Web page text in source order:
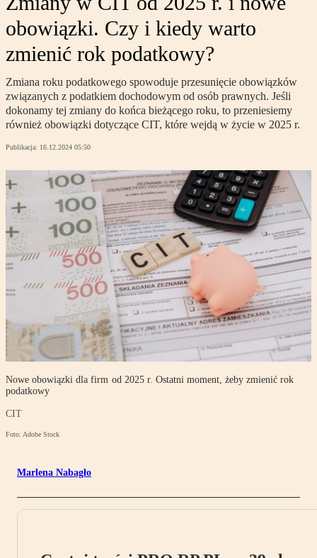
obowiązki. Czy i kiedy warto
zmienić rok podatkowy?
Zmiana roku podatkowego spowoduje przesunięcie obowiązków
związanych z podatkiem dochodowym od osób prawnych. Jeśli
dokonamy tej zmiany do końca bieżącego roku, to przeniesiemy
również obowiązki dotyczące CIT, które wejdą w życie w 2025 r.
Publikacja: 16.12.2024 05:50
Nowe obowiązki dla firm od 2025 r. Ostatni moment, żeby zmienić rok
podatkowy
CIT
Foto: Adobe Stock
Marlena Nabagło